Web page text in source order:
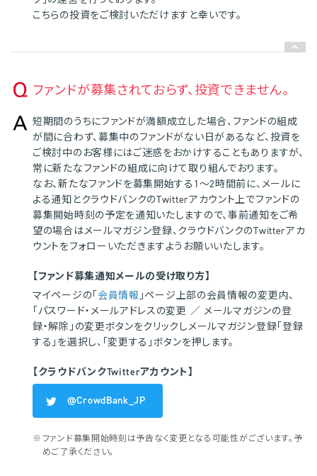
こちらの投資をご検討いただけますと幸いです。
ファンドが募集されておらず、投資できません。
短期間のうちにファンドが満額成立した場合、ファンドの組成
が間に合わず、募集中のファンドがない日があるなど、投資を
ご検討中のお客様にはご迷惑をおかけすることもありますが、
常に新たなファンドの組成に向けて取り組んでおります。
なお、新たなファンドを募集開始する1～2時間前に、メールに
よる通知とクラウドバンクのTwitterアカウント上でファンドの
募集開始時刻の予定を通知いたしますので、事前通知をご希
望の場合はメールマガジン登録、クラウドバンクのTwitterアカ
ウントをフォローいただきますようお願いいたします。
【ファンド募集通知メールの受け取り方】
マイページの「会員情報」ページ上部の会員情報の変更内、
「パスワード・メールアドレスの変更 ／ メールマガジンの登
録・解除」の変更ボタンをクリックしメールマガジン登録「登録
する」を選択し、「変更する」ボタンを押します。
【クラウドバンクTwitterアカウント】
@CrowdBank_JP
※ファンド募集開始時刻は予告なく変更となる可能性がございます。予
めご了承ください。